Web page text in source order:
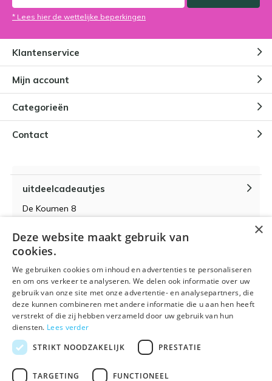
* Lees hier de wettelijke beperkingen
Klantenservice
Mijn account
Categorieën
Contact
uitdeelcadeautjes
De Koumen 8
KvK-nummer 14087571
BTW-nummer NL 815399145 B01
Algemene voorwaarden RSS-feed
×
Deze website maakt gebruik van
cookies.
We gebruiken cookies om inhoud en advertenties te personaliseren
en om ons verkeer te analyseren. We delen ook informatie over uw
gebruik van onze site met onze advertentie- en analysepartners, die
deze kunnen combineren met andere informatie die u aan hen heeft
verstrekt of die zij hebben verzameld door uw gebruik van hun
diensten. Lees verder
STRIKT NOODZAKELIJK
PRESTATIE
TARGETING FUNCTIONEEL